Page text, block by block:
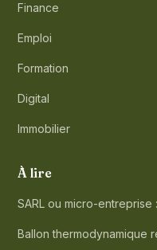
Finance
Emploi
Formation
Digital
Immobilier
À lire
SARL ou micro-
Ballon thermodynamique